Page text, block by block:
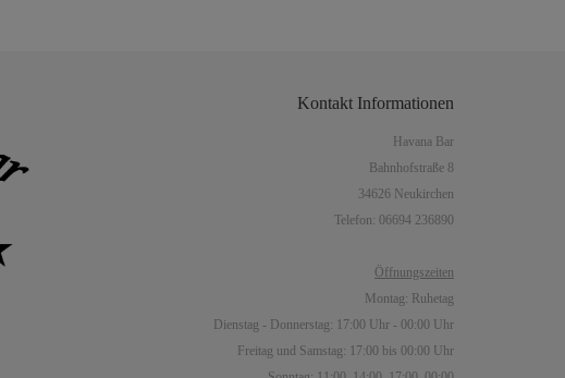
Kontakt Informationen
Havana Bar
Bahnhofstraße 8
34626 Neukirchen
Telefon: 06694 236890
Öffnungszeiten
Montag: Ruhetag
Dienstag - Donnerstag: 17:00 Uhr - 00:00 Uhr
Freitag und Samstag: 17:00 bis 00:00 Uhr